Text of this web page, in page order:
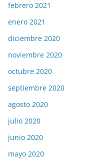
febrero 2021
enero 2021
diciembre 2020
noviembre 2020
octubre 2020
septiembre 2020
agosto 2020
julio 2020
junio 2020
mayo 2020